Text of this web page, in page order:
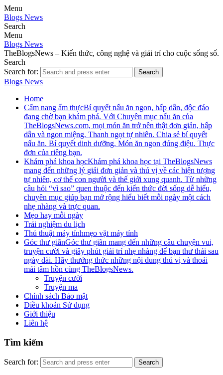
Menu
Blogs News
Search
Menu
Blogs News
TheBlogsNews – Kiến thức, công nghệ và giải trí cho cuộc sống số.
Search
Search for:
Search
Blogs News
Home
Cẩm nang ẩm thựcBí quyết nấu ăn ngon, hấp dẫn, độc đáo
đang chờ bạn khám phá. Với Chuyên mục nấu ăn của
TheBlogsNews.com, mọi món ăn trở nên thật đơn giản, hấp
dẫn và ngon miệng. Thanh ngọt tự nhiên. Chia sẻ bí quyết
nấu ăn. Bí quyết dinh dưỡng. Món ăn ngon đúng điệu. Thực
đơn của riêng bạn.
Khám phá khoa họcKhám phá khoa học tại TheBlogsNews
mang đến những lý giải đơn giản và thú vị về các hiện tượng
tự nhiên, cơ thể con người và thế giới xung quanh. Từ những
câu hỏi “vì sao” quen thuộc đến kiến thức đời sống dễ hiểu,
chuyên mục giúp bạn mở rộng hiểu biết mỗi ngày một cách
nhẹ nhàng và trực quan.
Mẹo hay mỗi ngày
Trải nghiệm du lịch
Thủ thuật máy tínhmẹo vặt máy tính
Góc thư giãnGóc thư giãn mang đến những câu chuyện vui,
truyện cười và giây phút giải trí nhẹ nhàng để bạn thư thái sau
ngày dài. Hãy thưởng thức những nội dung thú vị và thoải
mái tâm hồn cùng TheBlogsNews.
Truyện cười
Truyện ma
Chính sách Bảo mật
Điều khoản Sử dụng
Giới thiệu
Liên hệ
Tìm kiếm
Search for: Search